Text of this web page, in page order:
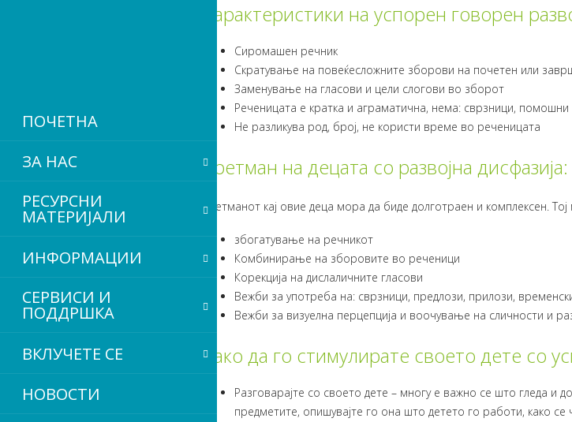
Карактеристики на успорен говорен
Сиромашен речник
Скратување на повеќесложните зборови на почетен или
Заменување на гласови и цели слогови во зборот
Реченицата е кратка и аграматична, нема: сврзници, помошни
Не разликува род, број, не користи време во реченицата
Третман на децата со развојна дисфазија:
Третманот кај овие деца мора да биде долготраен и комплексен.
збогатување на речникот
Комбинирање на зборовите во реченици
Корекција на дислаличните гласови
Вежби за употреба на: сврзници, предлози, прилози,
Вежби за визуелна перцепција и воочување на сличности и
Како да го стимулирате своето дете со
Разговарајте со своето дете – многу е важно се што гледа и
предметите, опишувајте го она што детето го работи, како се
ПОЧЕТНА
ЗА НАС
РЕСУРСНИ
МАТЕРИЈАЛИ
ИНФОРМАЦИИ
СЕРВИСИ И
ПОДДРШКА
ВКЛУЧЕТЕ СЕ
НОВОСТИ